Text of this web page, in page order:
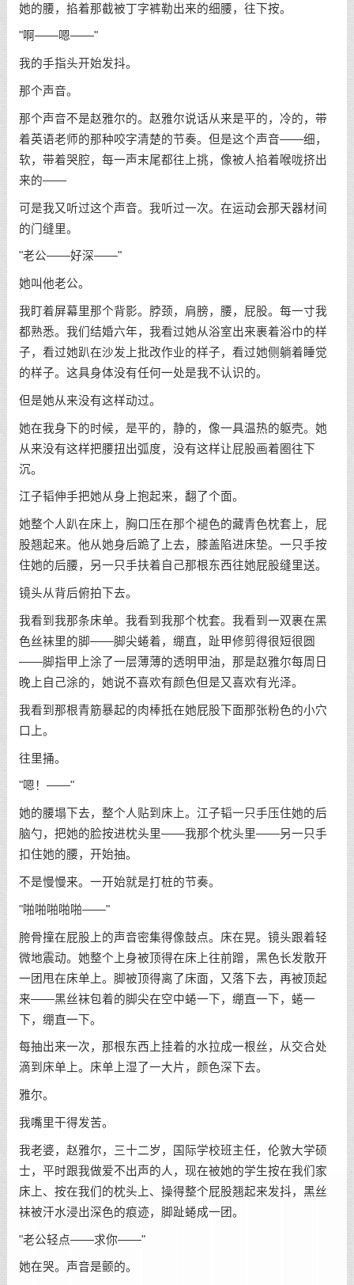
她的腰，掐着那截被丁字裤勒出来的细腰，往下按。
"啊——嗯——"
我的手指头开始发抖。
那个声音。
那个声音不是赵雅尔的。赵雅尔说话从来是平的，冷的，带
着英语老师的那种咬字清楚的节奏。但是这个声音——细，
软，带着哭腔，每一声末尾都往上挑，像被人掐着喉咙挤出
来的——
可是我又听过这个声音。我听过一次。在运动会那天器材间
的门缝里。
"老公——好深——"
她叫他老公。
我盯着屏幕里那个背影。脖颈，肩膀，腰，屁股。每一寸我
都熟悉。我们结婚六年，我看过她从浴室出来裹着浴巾的样
子，看过她趴在沙发上批改作业的样子，看过她侧躺着睡觉
的样子。这具身体没有任何一处是我不认识的。
但是她从来没有这样动过。
她在我身下的时候，是平的，静的，像一具温热的躯壳。她
从来没有这样把腰扭出弧度，没有这样让屁股画着圈往下
沉。
江子韬伸手把她从身上抱起来，翻了个面。
她整个人趴在床上，胸口压在那个褪色的藏青色枕套上，屁
股翘起来。他从她身后跪了上去，膝盖陷进床垫。一只手按
住她的后腰，另一只手扶着自己那根东西往她屁股缝里送。
镜头从背后俯拍下去。
我看到我那条床单。我看到我那个枕套。我看到一双裹在黑
色丝袜里的脚——脚尖蜷着，绷直，趾甲修剪得很短很圆
——脚指甲上涂了一层薄薄的透明甲油，那是赵雅尔每周日
晚上自己涂的，她说不喜欢有颜色但是又喜欢有光泽。
我看到那根青筋暴起的肉棒抵在她屁股下面那张粉色的小穴
口上。
往里捅。
"嗯！——"
她的腰塌下去，整个人贴到床上。江子韬一只手压住她的后
脑勺，把她的脸按进枕头里——我那个枕头里——另一只手
扣住她的腰，开始抽。
不是慢慢来。一开始就是打桩的节奏。
"啪啪啪啪啪——"
胯骨撞在屁股上的声音密集得像鼓点。床在晃。镜头跟着轻
微地震动。她整个上身被顶得在床上往前蹭，黑色长发散开
一团甩在床单上。脚被顶得离了床面，又落下去，再被顶起
来——黑丝袜包着的脚尖在空中蜷一下，绷直一下，蜷一
下，绷直一下。
每抽出来一次，那根东西上挂着的水拉成一根丝，从交合处
滴到床单上。床单上湿了一大片，颜色深下去。
雅尔。
我嘴里干得发苦。
我老婆，赵雅尔，三十二岁，国际学校班主任，伦敦大学硕
士，平时跟我做爱不出声的人，现在被她的学生按在我们家
床上、按在我们的枕头上、操得整个屁股翘起来发抖，黑丝
袜被汗水浸出深色的痕迹，脚趾蜷成一团。
"老公轻点——求你——"
她在哭。声音是颤的。